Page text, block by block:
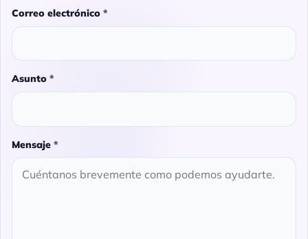
Correo electrónico *
Asunto *
Mensaje *